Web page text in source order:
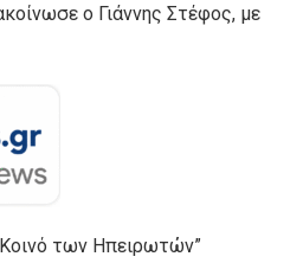
ο Γιάννης Στέφος, με
των Ηπειρωτών”